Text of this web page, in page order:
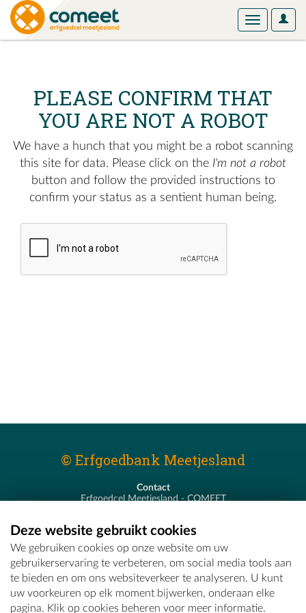
User
Toggle
PLEASE CONFIRM THAT
YOU ARE NOT A ROBOT
We have a hunch that you might be a robot scanning
this site for data. Please click on the I'm not a robot
button and follow the provided instructions to
confirm your status as a sentient human being.
© Erfgoedbank Meetjesland
Contact
Erfgoedcel Meetjesland - COMEET
T - 09 373 75 96
E -erfgoedcel@comeet.be
Deze website gebruikt cookies
We gebruiken cookies op onze website om uw
gebruikerservaring te verbeteren, om social media tools aan
te bieden en om ons websiteverkeer te analyseren. U kunt
uw voorkeuren op elk moment bijwerken, onderaan elke
pagina. Klik op cookies beheren voor meer informatie.